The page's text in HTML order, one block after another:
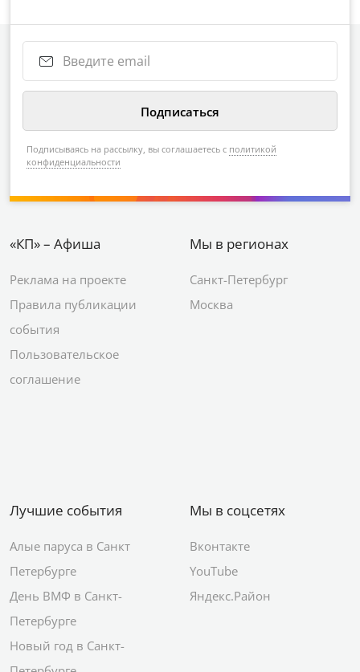
Подписываясь на рассылку, вы соглашаетесь с политикой
конфиденциальности
«КП» – Афиша
Реклама на проекте
Правила публикации
события
Пользовательское
соглашение
Мы в регионах
Санкт-Петербург
Москва
Лучшие события
Алые паруса в Санкт
Петербурге
День ВМФ в Санкт-
Петербурге
Новый год в Санкт-
Мы в соцсетях
Вконтакте
YouTube
Яндекс.Район